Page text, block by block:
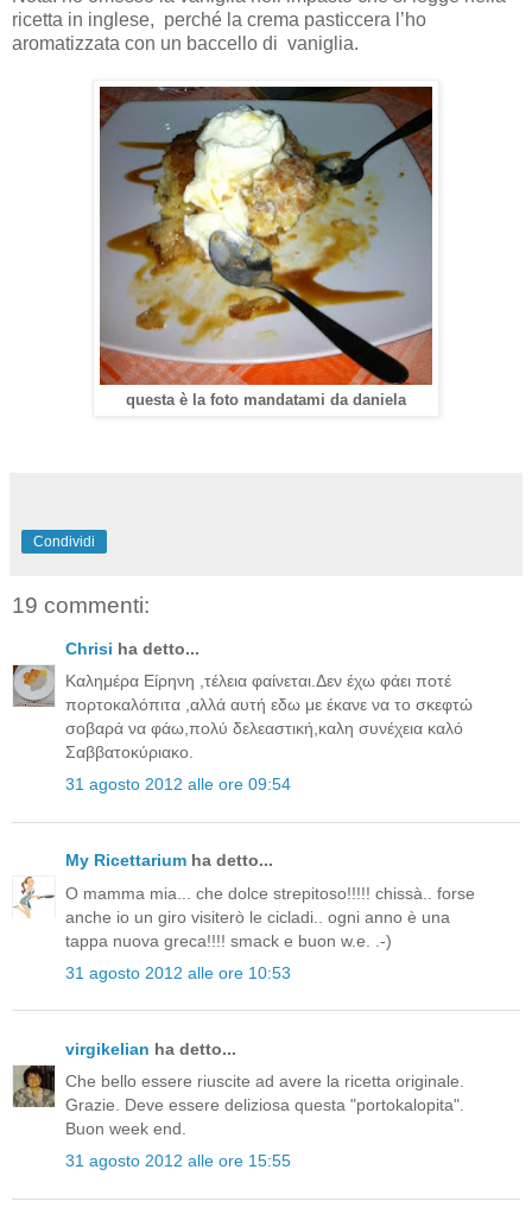
ricetta in inglese, perché la crema pasticcera l’ho
aromatizzata con un baccello di vaniglia.
questa è la foto mandatami da daniela
Condividi
19 commenti:
Chrisi ha detto...
Καλημέρα Είρηνη ,τέλεια φαίνεται.Δεν έχω φάει ποτέ
πορτοκαλόπιτα ,αλλά αυτή εδω με έκανε να το σκεφτώ
σοβαρά να φάω,πολύ δελεαστική,καλη συνέχεια καλό
Σαββατοκύριακο.
31 agosto 2012 alle ore 09:54
My Ricettarium ha detto...
O mamma mia... che dolce strepitoso!!!!! chissà.. forse
anche io un giro visiterò le cicladi.. ogni anno è una
tappa nuova greca!!!! smack e buon w.e. .-)
31 agosto 2012 alle ore 10:53
virgikelian ha detto...
Che bello essere riuscite ad avere la ricetta originale.
Grazie. Deve essere deliziosa questa "portokalopita".
Buon week end.
31 agosto 2012 alle ore 15:55